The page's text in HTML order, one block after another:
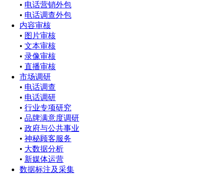
• 电话营销外包
• 电话调查外包
内容审核
• 图片审核
• 文本审核
• 录像审核
• 直播审核
市场调研
• 电话调查
• 电话调研
• 行业专项研究
• 品牌满意度调研
• 政府与公共事业
• 神秘顾客服务
• 大数据分析
• 新媒体运营
数据标注及采集